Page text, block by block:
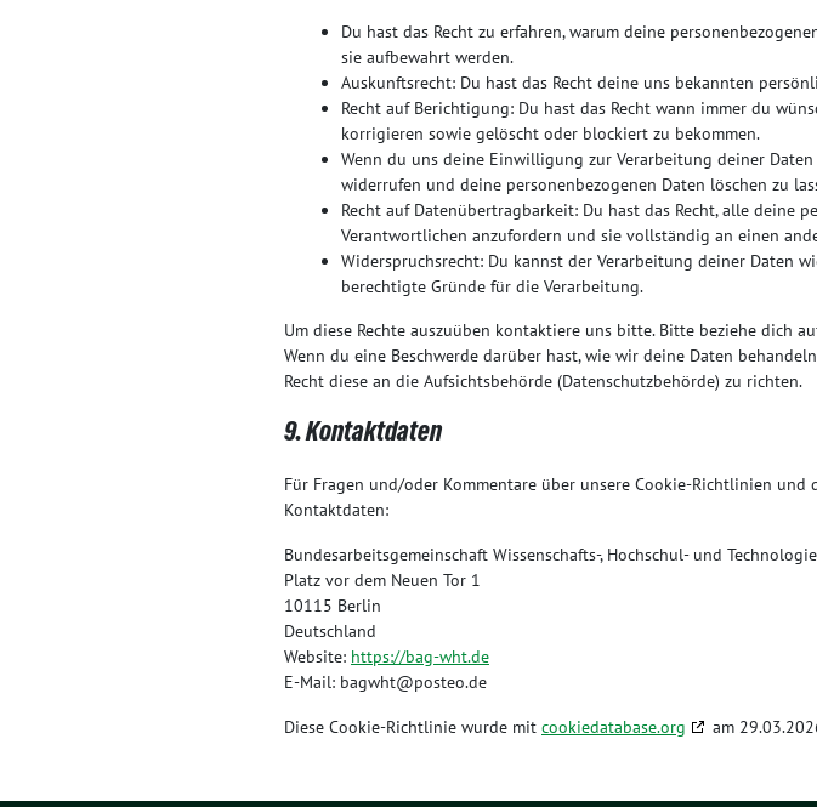
Du hast das Recht zu erfahren, warum deine
sie aufbewahrt werden.
Auskunftsrecht: Du hast das Recht deine uns bekannten
Recht auf Berichtigung: Du hast das Recht wann immer du
korrigieren sowie gelöscht oder blockiert zu bekommen.
Wenn du uns deine Einwilligung zur Verarbeitung deiner
widerrufen und deine personenbezogenen Daten löschen zu
Recht auf Datenübertragbarkeit: Du hast das Recht, alle deine
Verantwortlichen anzufordern und sie vollständig an einen
Widerspruchsrecht: Du kannst der Verarbeitung deiner Daten
berechtigte Gründe für die Verarbeitung.
Um diese Rechte auszuüben kontaktiere uns bitte. Bitte beziehe dich
Wenn du eine Beschwerde darüber hast, wie wir deine Daten
Recht diese an die Aufsichtsbehörde (Datenschutzbehörde) zu richten.
9. Kontaktdaten
Für Fragen und/oder Kommentare über unsere Cookie-Richtlinien
Kontaktdaten:
Bundesarbeitsgemeinschaft Wissenschafts-, Hochschul- und
Platz vor dem Neuen Tor 1
10115 Berlin
Deutschland
Website: https://bag-wht.de
E-Mail: bagwht@posteo.de
Diese Cookie-Richtlinie wurde mit cookiedatabase.org am